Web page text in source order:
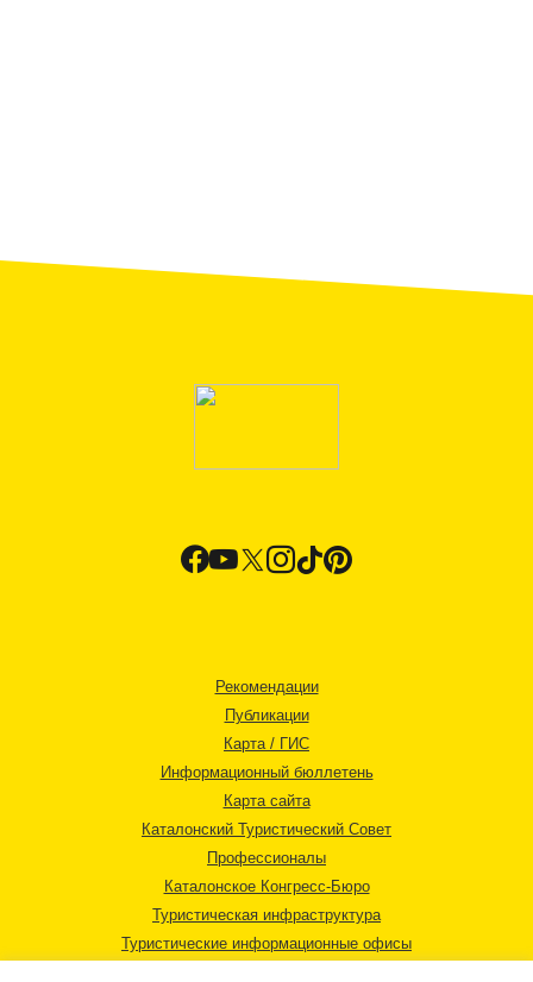
Рекомендации
Публикации
Карта / ГИС
Информационный бюллетень
Карта сайта
Каталонский Туристический Совет
Профессионалы
Каталонское Конгресс-Бюро
Туристическая инфраструктура
Туристические информационные офисы